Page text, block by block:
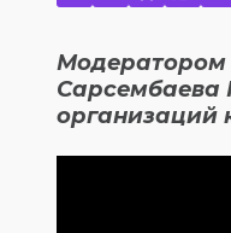
Модератором
Сарсембаева
организаций